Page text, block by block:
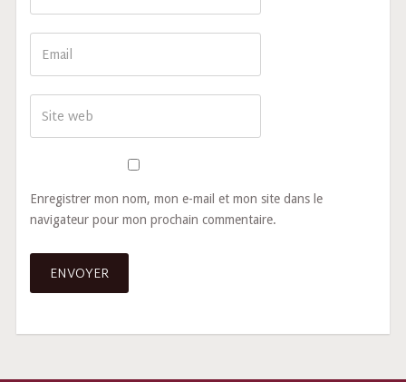
Enregistrer mon nom, mon e-mail et mon site dans le
navigateur pour mon prochain commentaire.